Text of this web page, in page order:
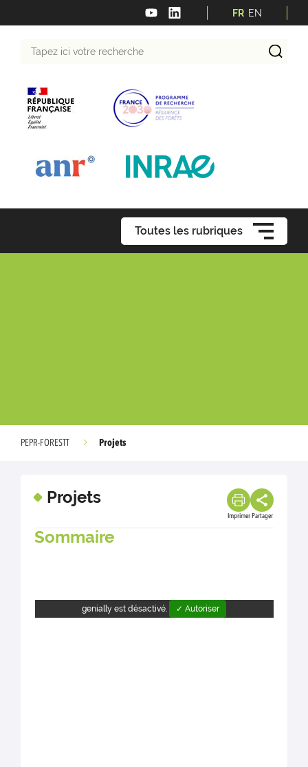
FR EN
recherche
Toutes les rubriques
PEPR-FORESTT Projets
Projets
Imprimer Partager
Sommaire
genially est désactivé. ✓ Autoriser